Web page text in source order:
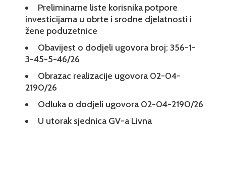
Preliminarne liste korisnika potpore
investicijama u obrte i srodne djelatnosti i
žene poduzetnice
Obavijest o dodjeli ugovora broj: 356-1-
3-45-5-46/26
Obrazac realizacije ugovora 02-04-
2190/26
Odluka o dodjeli ugovora 02-04-2190/26
U utorak sjednica GV-a Livna